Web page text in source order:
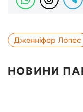
Дженніфер Лопес
НОВИНИ